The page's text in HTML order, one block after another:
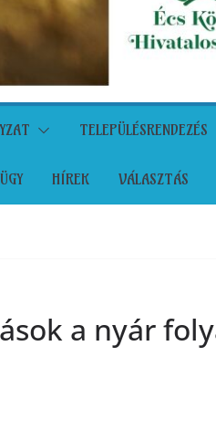
TELEPÜLÉSRENDEZÉS
HÍREK VÁLASZTÁS
a nyár